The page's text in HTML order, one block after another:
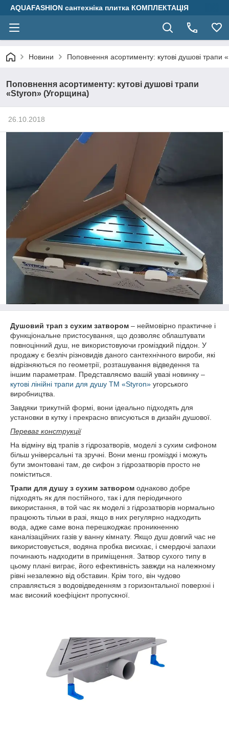
AQUAFASHION сантехніка плитка КОМПЛЕКТАЦІЯ
Новини Поповнення асортименту: кутові душові трапи
Поповнення асортименту: кутові душові трапи
«Styron» (Угорщина)
26.10.2018
Душовий трап з сухим затвором – неймовірно практичне і
функціональне пристосування, що дозволяє облаштувати
повноцінний душ, не використовуючи громіздкий піддон. У
продажу є безліч різновидів даного сантехнічного вироби, які
відрізняються по геометрії, розташування відведення та
іншим параметрам. Представляємо вашій увазі новинку –
кутові лінійні трапи для душу ТМ «Styron» угорського
виробництва.
Завдяки трикутній формі, вони ідеально підходять для
установки в кутку і прекрасно вписуються в дизайн душової.
Переваг конструкції
На відміну від трапів з гідрозатворів, моделі з сухим сифоном
більш універсальні та зручні. Вони менш громіздкі і можуть
бути змонтовані там, де сифон з гідрозатворів просто не
поміститься.
Трапи для душу з сухим затвором однаково добре
підходять як для постійного, так і для періодичного
використання, в той час як моделі з гідрозатворів нормально
працюють тільки в разі, якщо в них регулярно надходить
вода, адже саме вона перешкоджає проникненню
каналізаційних газів у ванну кімнату. Якщо душ довгий час не
використовується, водяна пробка висихає, і смердючі запахи
починають надходити в приміщення. Затвор сухого типу в
цьому плані виграє, його ефективність завжди на належному
рівні незалежно від обставин. Крім того, він чудово
справляється з водовідведенням з горизонтальної поверхні і
має високий коефіцієнт пропускної.